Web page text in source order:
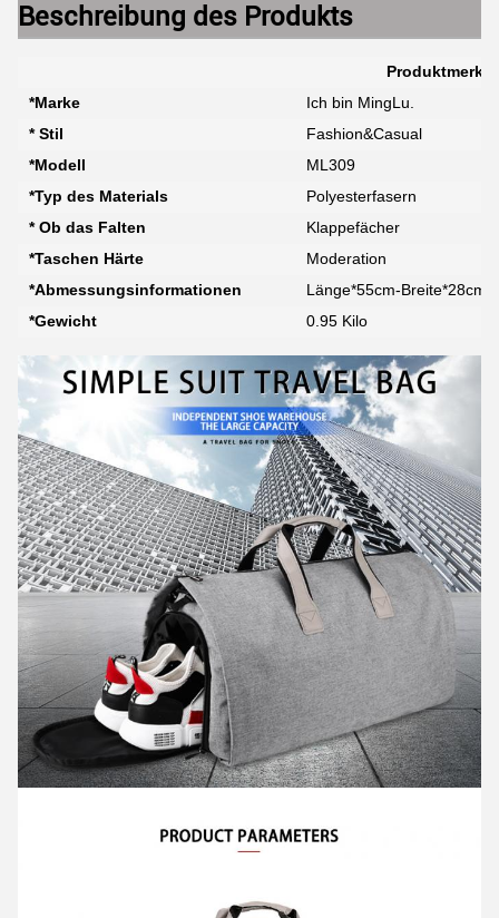
Beschreibung des Produkts
*Marke
Ich bin MingLu.
* Stil
Fashion&Casual
*Modell
ML309
*Typ des Materials
Polyesterfasern
* Ob das Falten
Klappefächer
*Taschen Härte
Moderation
*Abmessungsinformationen
Länge*55cm-Breite*28cm-
*Gewicht
0.95 Kilo